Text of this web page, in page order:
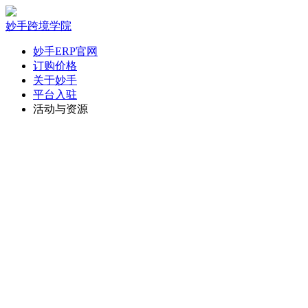
妙手跨境学院
妙手ERP官网
订购价格
关于妙手
平台入驻
活动与资源